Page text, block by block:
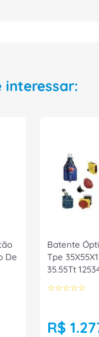
interessar:
Batente
Tpe
35.55Tt
Schmersal
☆☆☆☆☆
R$ 1.